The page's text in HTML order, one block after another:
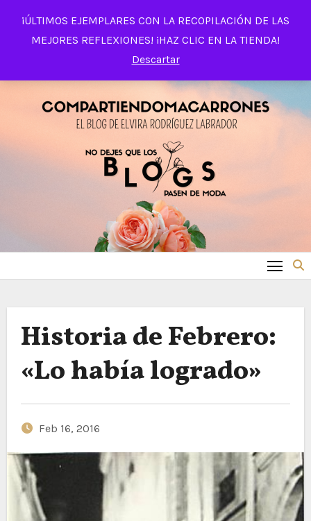
¡ÚLTIMOS EJEMPLARES CON LA RECOPILACIÓN DE LAS
MEJORES REFLEXIONES! ¡HAZ CLIC EN LA TIENDA!
Descartar
contenido
Historia de Febrero:
«Lo había logrado»
Feb 16, 2016